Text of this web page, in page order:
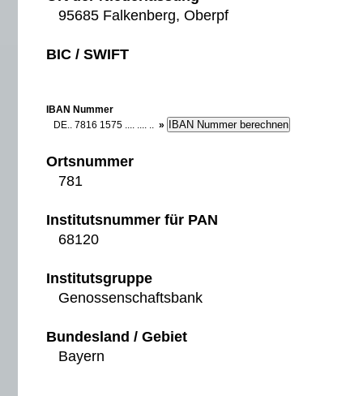
95685 Falkenberg, Oberpf
BIC / SWIFT
IBAN Nummer
DE.. 7816 1575 .... .... .. »
Ortsnummer
781
Institutsnummer für PAN
68120
Institutsgruppe
Genossenschaftsbank
Bundesland / Gebiet
Bayern